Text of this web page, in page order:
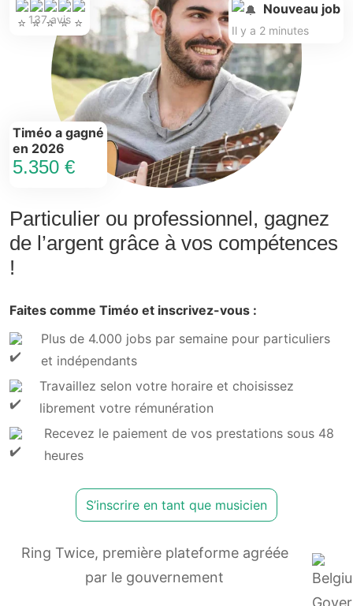
Particulier ou professionnel, gagnez
de l’argent grâce à vos compétences
!
Faites comme Timéo et inscrivez-vous :
Plus de 4.000 jobs par semaine pour particuliers
et indépendants
Travaillez selon votre horaire et choisissez
librement votre rémunération
Recevez le paiement de vos prestations sous 48
heures
S’inscrire en tant que musicien
137 avis
Timéo a gagné
en 2026
5.350 €
Nouveau job
Il y a 2 minutes
Ring Twice, première plateforme agréée
par le gouvernement